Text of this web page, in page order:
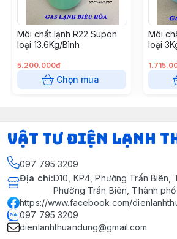
Môi chất lạnh R22 Supon
loại 13.6Kg/Bình
5.200.000đ
Chọn mua
Môi
loại
VẬT TƯ ĐIỆN LẠNH
097 795 3209
Địa chỉ:D10, KP4, Phường Trấn Biên,
Phường Trấn Biên, Thành
https://www.facebook.com/
097 795 3209
dienlanhthuandung@gmail.com